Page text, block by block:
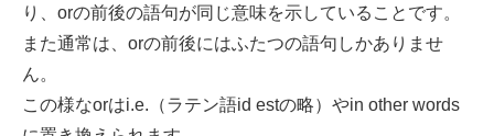
り、orの前後の語句が同じ意味を示していることです。
また通常は、orの前後にはふたつの語句しかありませ
ん。
この様なorはi.e.（ラテン語id estの略）やin other words